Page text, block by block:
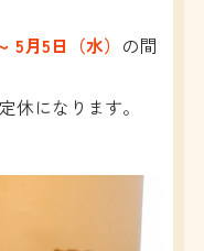
5月5日（水） の間
休になります。